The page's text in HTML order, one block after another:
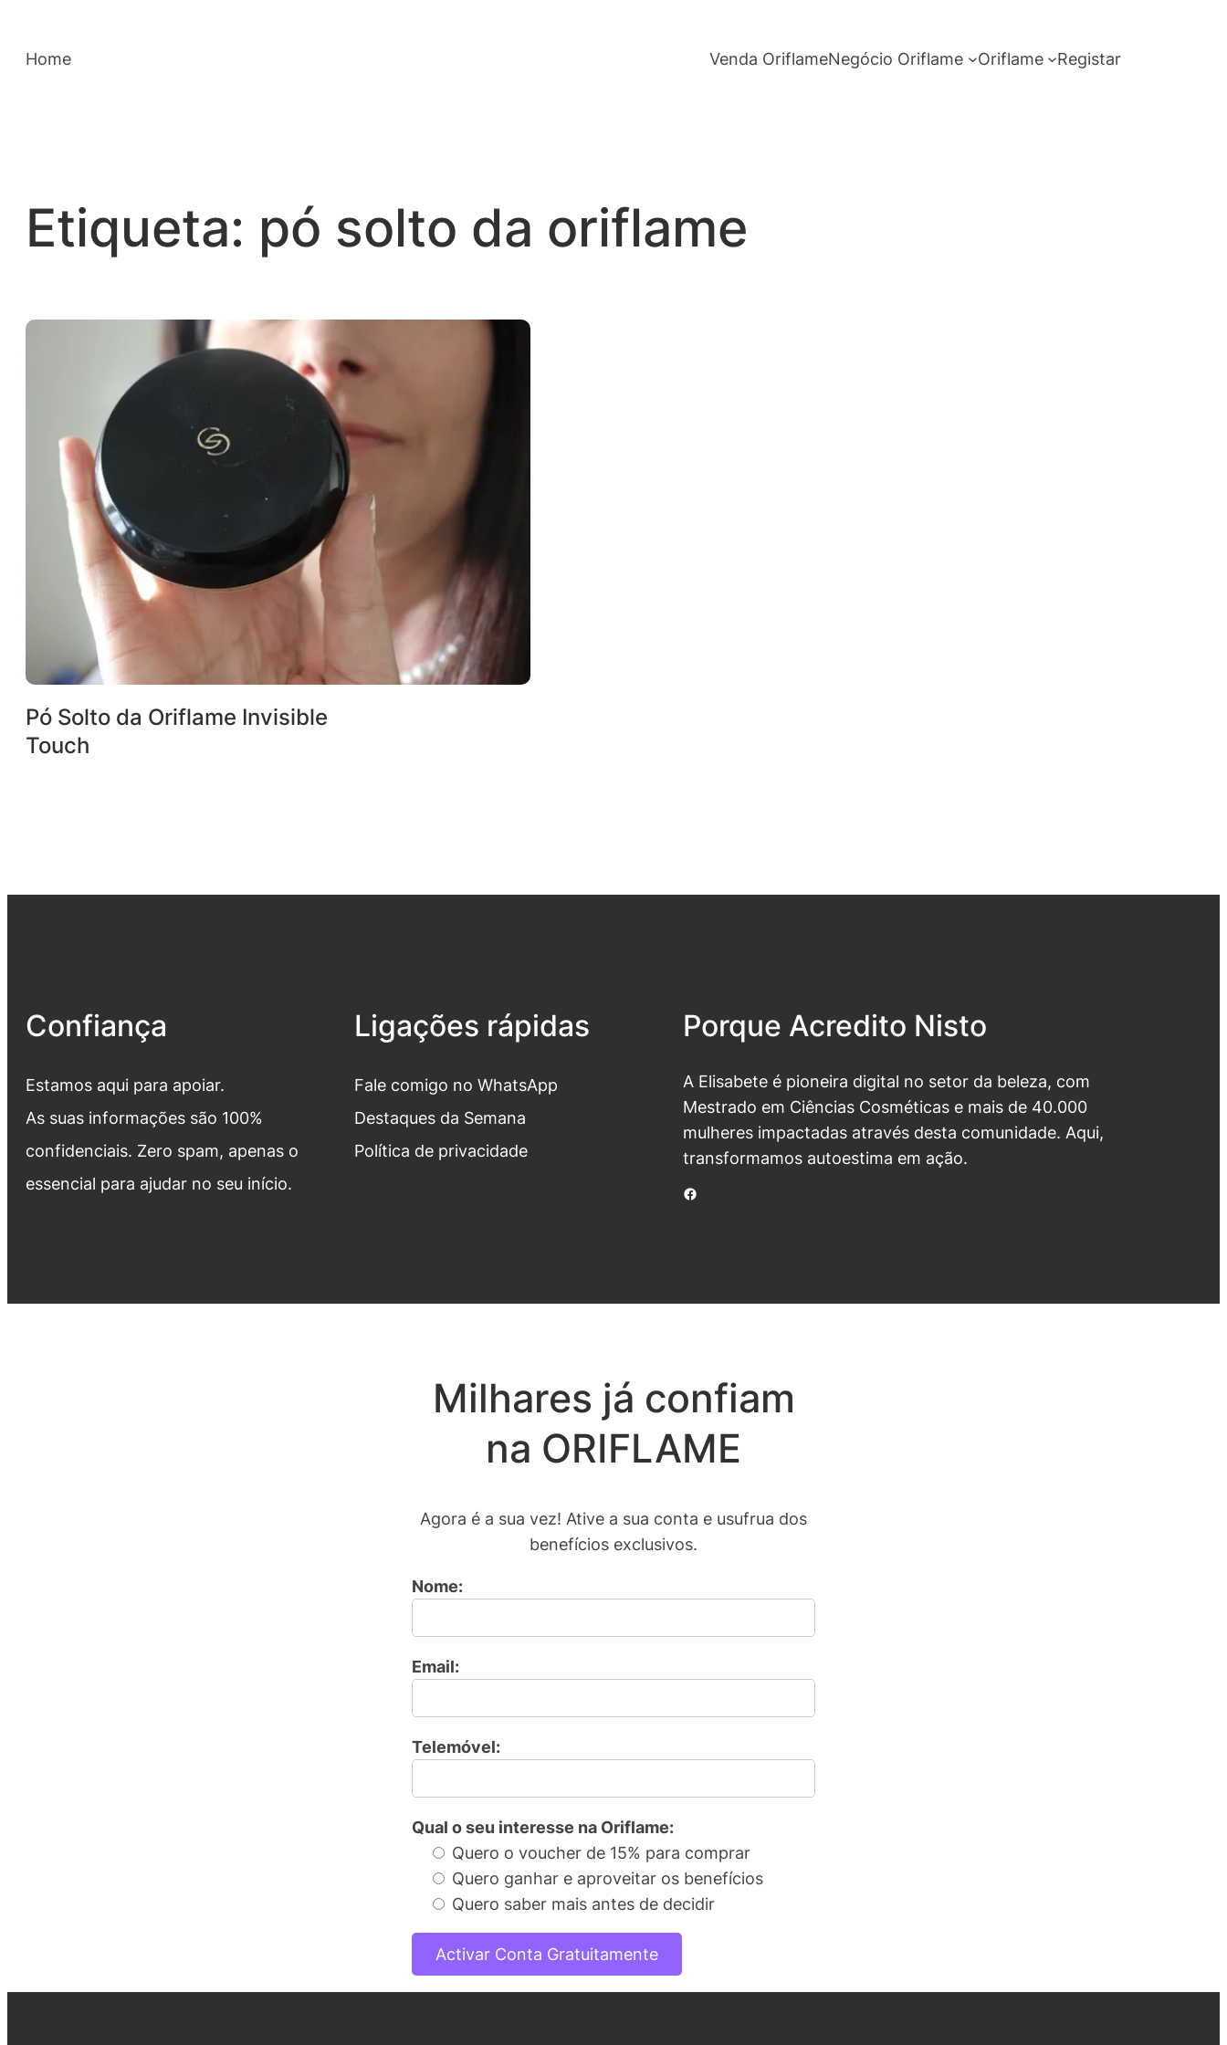
Home Venda OriflameNegócio Oriflame Oriflame Registar
Etiqueta: pó solto da oriflame
Pó Solto da Oriflame Invisible
Touch
Confiança
Estamos aqui para apoiar.
As suas informações são 100%
confidenciais. Zero spam, apenas o
essencial para ajudar no seu início.
Ligações rápidas
Fale comigo no WhatsApp
Destaques da Semana
Política de privacidade
Porque Acredito Nisto
A Elisabete é pioneira digital no setor da beleza, com
Mestrado em Ciências Cosméticas e mais de 40.000
mulheres impactadas através desta comunidade. Aqui,
transformamos autoestima em ação.
Facebook
Milhares já confiam
na ORIFLAME
Agora é a sua vez! Ative a sua conta e usufrua dos
benefícios exclusivos.
Nome:
Email:
Telemóvel:
Qual o seu interesse na Oriflame:
Quero o voucher de 15% para comprar
Quero ganhar e aproveitar os benefícios
Quero saber mais antes de decidir